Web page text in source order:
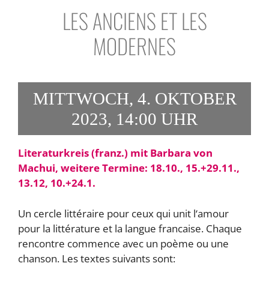
LES ANCIENS ET LES
MODERNES
MITTWOCH, 4. OKTOBER
2023, 14:00 UHR
Literaturkreis (franz.) mit Barbara von
Machui, weitere Termine: 18.10., 15.+29.11.,
13.12, 10.+24.1.
Un cercle littéraire pour ceux qui unit l‘amour
pour la littérature et la langue francaise. Chaque
rencontre commence avec un poème ou une
chanson. Les textes suivants sont: